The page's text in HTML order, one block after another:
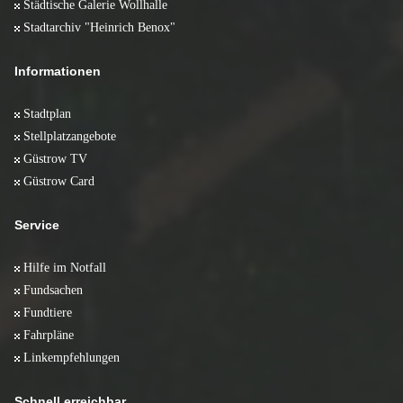
Städtische Galerie Wollhalle
Stadtarchiv "Heinrich Benox"
Informationen
Stadtplan
Stellplatzangebote
Güstrow TV
Güstrow Card
Service
Hilfe im Notfall
Fundsachen
Fundtiere
Fahrpläne
Linkempfehlungen